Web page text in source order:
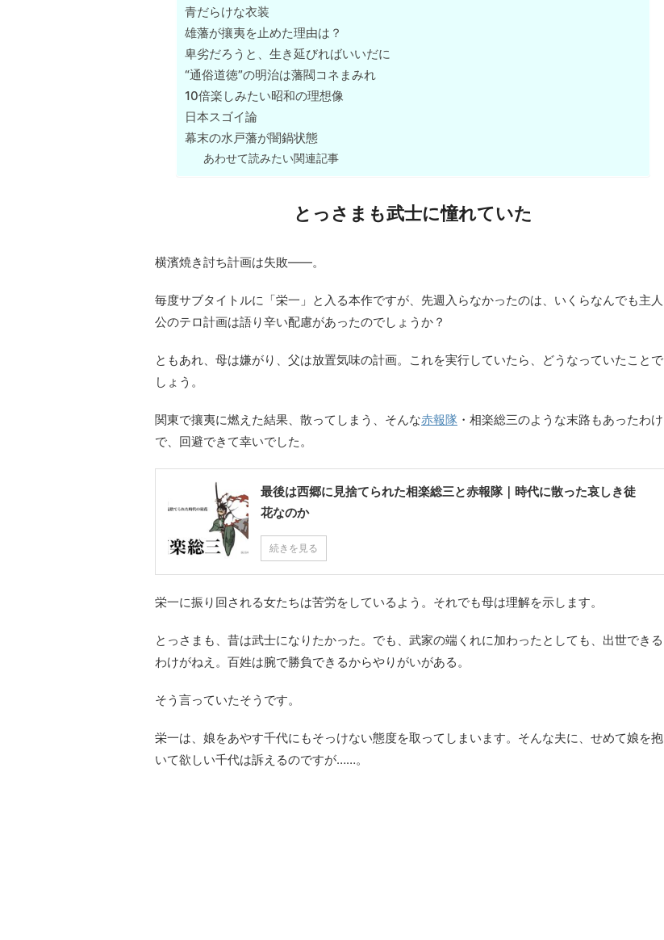
青だらけな衣装
雄藩が攘夷を止めた理由は？
卑劣だろうと、生き延びればいいだに
“通俗道徳”の明治は藩閥コネまみれ
10倍楽しみたい昭和の理想像
日本スゴイ論
幕末の水戸藩が闇鍋状態
あわせて読みたい関連記事
とっさまも武士に憧れていた
横濱焼き討ち計画は失敗――。
毎度サブタイトルに「栄一」と入る本作ですが、先週入らなかったのは、いくらなんでも主人
公のテロ計画は語り辛い配慮があったのでしょうか？
ともあれ、母は嫌がり、父は放置気味の計画。これを実行していたら、どうなっていたことで
しょう。
関東で攘夷に燃えた結果、散ってしまう、そんな赤報隊 ・相楽総三のような末路もあったわけ
で、回避できて幸いでした。
最後は西郷に見捨てられた相楽総三と赤報隊｜時代に散った哀しき徒
花なのか
続きを見る
栄一に振り回される女たちは苦労をしているよう。それでも母は理解を示します。
とっさまも、昔は武士になりたかった。でも、武家の端くれに加わったとしても、出世できる
わけがねえ。百姓は腕で勝負できるからやりがいがある。
そう言っていたそうです。
栄一は、娘をあやす千代にもそっけない態度を取ってしまいます。そんな夫に、せめて娘を抱
いて欲しい千代は訴えるのですが……。